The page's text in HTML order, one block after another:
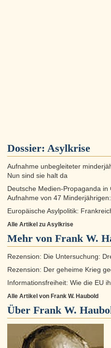
Dossier: Asylkrise
Aufnahme unbegleiteter
Nun sind sie halt da
Deutsche Medien-Propaganda
Aufnahme von 47
Europäische Asylpolitik:
Alle Artikel zu Asylkrise
Mehr von Frank W.
Rezension: Die Untersuchung:
Rezension: Der geheime Krieg
Informationsfreiheit: Wie die EU
Alle Artikel von Frank W. Haubold
Über Frank W.